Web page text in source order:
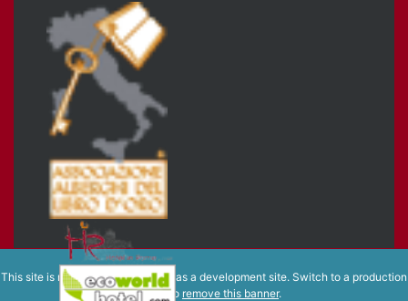
This site is registered onwpml.org as a development site. Switch to a production
site key to remove this banner.